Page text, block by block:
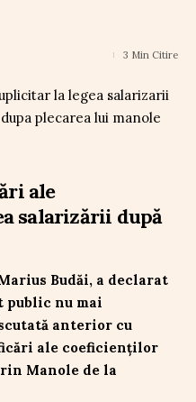
3 Min Citire
ale
salarizării după
Budăi, a declarat
public nu mai
anterior cu
ale coeficienților
Manole de la